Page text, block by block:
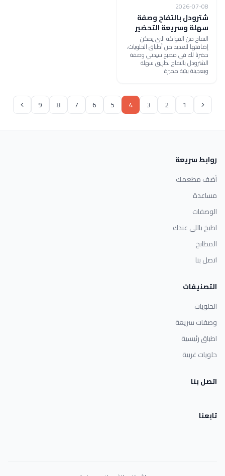
2026-07-08
شترودل بالتفاح وصفة
سهلة وسريعة التحضير
التفاح من الفواكة التي يمكن
إضافتها للعديد من أطباق الحلويات،
حضرنا لك في مطبخ سيدتي وصفة
الشترودل بالتفاح بطريق سهلة
وبعجينة بيتية مميزة
1
2
3
4
5
6
7
8
9
روابط سريعة
أضف مطعمك
مساعدة
الوصفات
اطبخ باللي عندك
المطابخ
اتصل بنا
التصنيفات
الحلويات
وصفات سريعة
اطباق رئيسية
حلويات غربية
اتصل بنا
تابعنا